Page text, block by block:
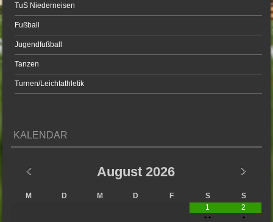
TuS Niederneisen
Fußball
Jugendfußball
Tanzen
Turnen/Leichtathletik
KALENDAR
August 2026
M D M D F S
S
1
••
2
•